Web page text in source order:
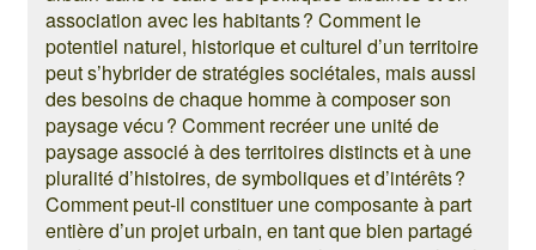
association avec les habitants ? Comment le
potentiel naturel, historique et culturel d’un territoire
peut s’hybrider de stratégies sociétales, mais aussi
des besoins de chaque homme à composer son
paysage vécu ? Comment recréer une unité de
paysage associé à des territoires distincts et à une
pluralité d’histoires, de symboliques et d’intérêts ?
Comment peut-il constituer une composante à part
entière d’un projet urbain, en tant que bien partagé